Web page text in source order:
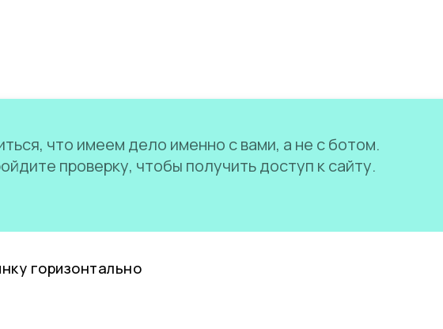
что имеем дело именно с вами, а не с ботом.
проверку, чтобы получить доступ к сайту.
горизонтально